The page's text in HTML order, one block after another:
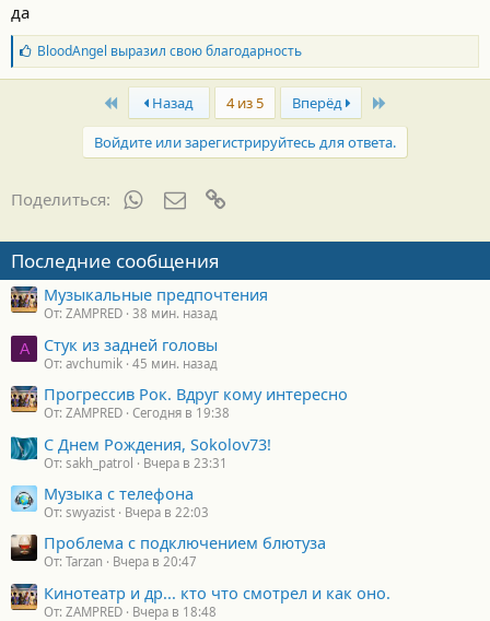
да
Б
л
а
о
т
и
:
BloodAngel выразил свою благодарность
First Назад 4 из 5 Вперёд
Войдите или зарегистрируйтесь для ответа.
Поделиться: WhatsAppЭлектронная почта
Последние сообщения
Музыкальные предпочтения
От: ZAMPRED 38 мин. назад
A Стук из задней головы
От: avchumik 45 мин. назад
Прогрессив Рок. Вдруг кому интересно
От: ZAMPRED Сегодня в 19:38
С Днем Рождения, Sokolov73!
От: sakh_patrol Вчера в 23:31
Музыка с телефона
От: swyazist Вчера в 22:03
Проблема с подключением блютуза
От: Tarzan Вчера в 20:47
Кинотеатр и др... кто что смотрел и как оно.
От: ZAMPRED Вчера в 18:48